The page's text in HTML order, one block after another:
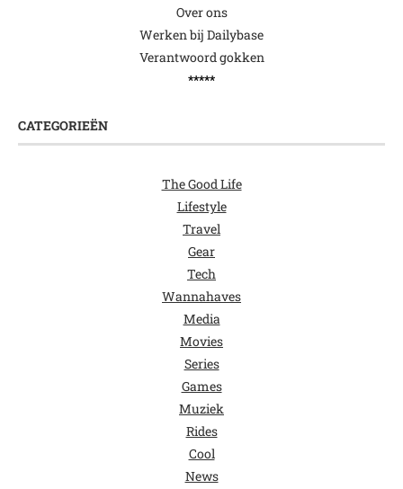
Over ons
Werken bij Dailybase
Verantwoord gokken
*****
CATEGORIEËN
The Good Life
Lifestyle
Travel
Gear
Tech
Wannahaves
Media
Movies
Series
Games
Muziek
Rides
Cool
News